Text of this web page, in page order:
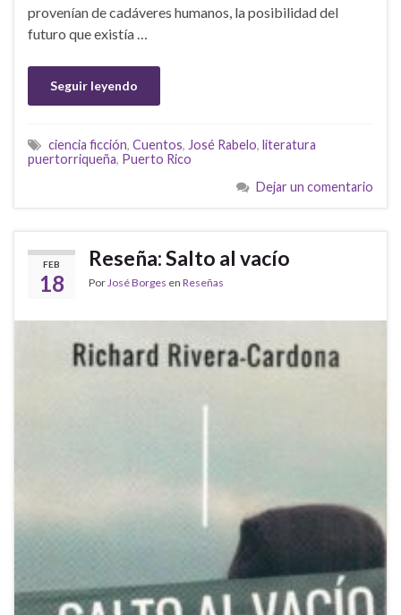
provenían de cadáveres humanos, la posibilidad del
futuro que existía …
Seguir leyendo
ciencia ficción, Cuentos, José Rabelo, literatura
puertorriqueña, Puerto Rico
Dejar un comentario
FEB
18
Reseña: Salto al vacío
Por José Borges en Reseñas